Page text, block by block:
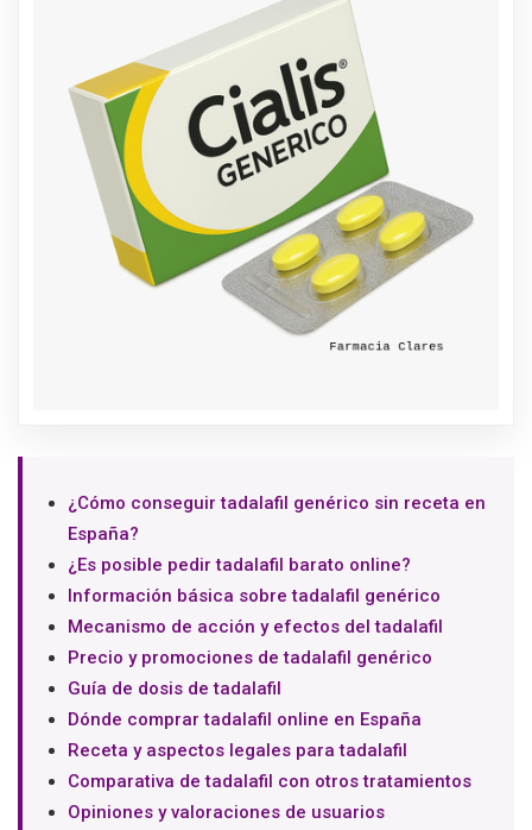
¿Cómo conseguir tadalafil genérico sin receta en
España?
¿Es posible pedir tadalafil barato online?
Información básica sobre tadalafil genérico
Mecanismo de acción y efectos del tadalafil
Precio y promociones de tadalafil genérico
Guía de dosis de tadalafil
Dónde comprar tadalafil online en España
Receta y aspectos legales para tadalafil
Comparativa de tadalafil con otros tratamientos
Opiniones y valoraciones de usuarios